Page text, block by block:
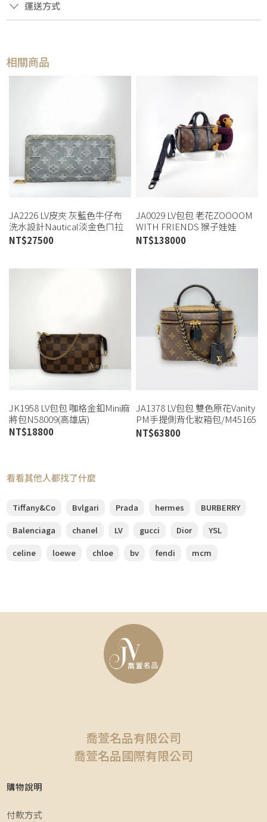
運送方式
相關商品
JA2226 LV皮夾 灰藍色牛仔布
洗水設計Nautical淡金色ㄇ拉
長夾m13214 (桃園店)
NT$27500
JA0029 LV包包 老花ZOOOOM
WITH FRIENDS 猴子娃娃
KEEPALL XS(喬萱桃園店)
NT$138000
JK1958 LV包包 咖格金釦Mini麻
將包N58009(高雄店)
NT$18800
JA1378 LV包包 雙色原花Vanity
PM手提側背化妝箱包/M45165
(桃園店)
NT$63800
看看其他人都找了什麼
Tiffany&Co Bvlgari Prada hermes
BURBERRY
Balenciaga
chanel LV gucci Dior
YSL
celine
loewe chloe bv fendi mcm
喬萱名品有限公司
喬萱名品國際有限公司
購物說明
付款方式